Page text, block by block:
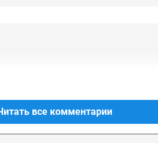
все комментарии